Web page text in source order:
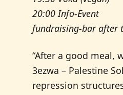
20:00 Info-Event
fundraising-bar after
“After a good meal,
3ezwa – Palestine
repression